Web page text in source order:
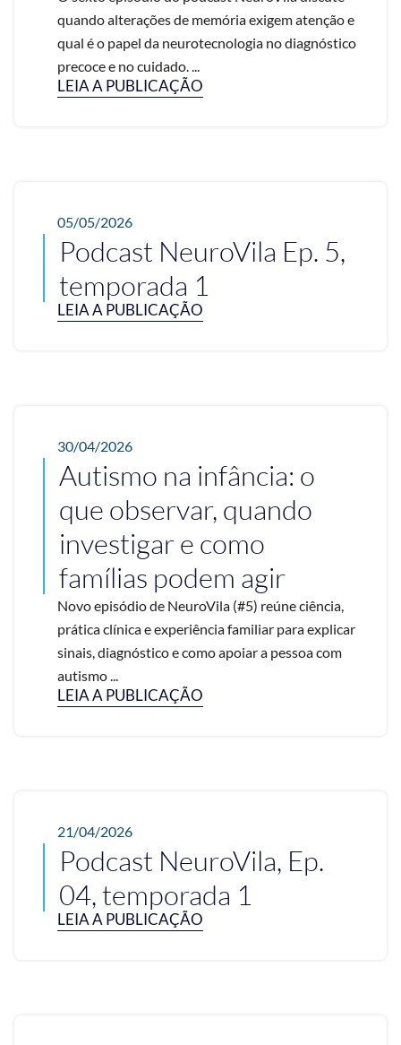
quando alterações de memória exigem atenção e
qual é o papel da neurotecnologia no diagnóstico
precoce e no cuidado. ...
LEIA A PUBLICAÇÃO
05/05/2026
Podcast NeuroVila Ep. 5,
temporada 1
LEIA A PUBLICAÇÃO
30/04/2026
Autismo na infância: o
que observar, quando
investigar e como
famílias podem agir
Novo episódio de NeuroVila (#5) reúne ciência,
prática clínica e experiência familiar para explicar
sinais, diagnóstico e como apoiar a pessoa com
autismo ...
LEIA A PUBLICAÇÃO
21/04/2026
Podcast NeuroVila, Ep.
04, temporada 1
LEIA A PUBLICAÇÃO